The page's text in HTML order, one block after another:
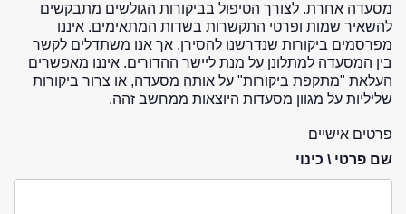
מסעדה אחרת. לצורך הטיפול בביקורות הגולשים מתבקשים
להשאיר שמות ופרטי התקשרות בשדות המתאימים. איננו
מפרסמים ביקורות שנדרשנו להסירן, אך אנו משתדלים לקשר
בין המסעדה למתלונן על מנת ליישר ההדורים. איננו מאפשרים
העלאת "מתקפת ביקורות" על אותה מסעדה, או צרור ביקורות
שליליות על מגוון מסעדות היוצאות ממחשב זהה.
פרטים אישיים
שם פרטי \ כינוי